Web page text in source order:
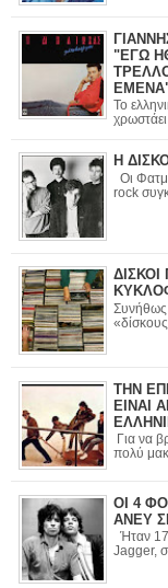
"ΕΓΩ
ΤΡΕΛΛΟΥΣ ΣΑΝ
Το
Η
Οι
rock
Συνήθως
ΤΗΝ
ΕΙΝΑΙ
Για να βρούμε
πολύ
ΟΙ 4
ΑΝΕΥ
Ήταν 17